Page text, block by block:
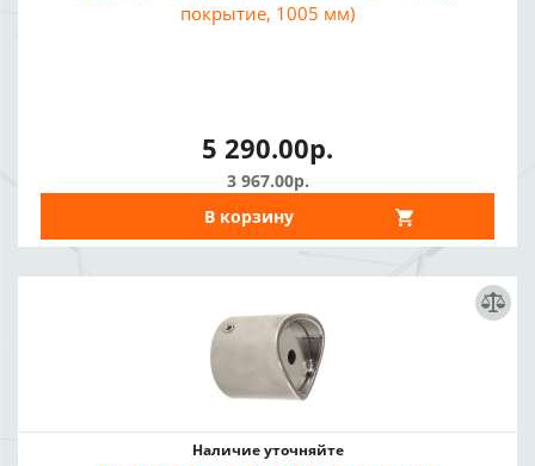
покрытие, 1005 мм)
5 290.00р.
3 967.00р.
В корзину
Наличие уточняйте